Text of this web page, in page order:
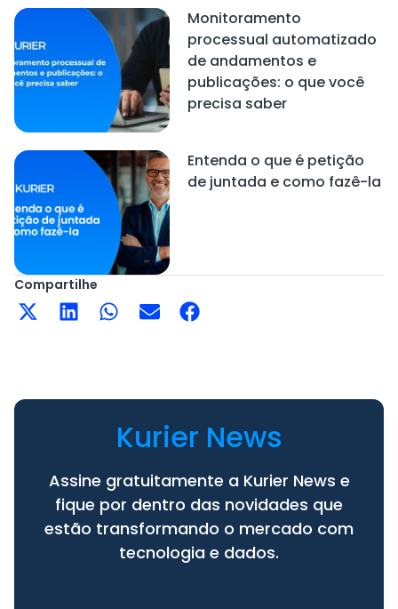
Monitoramento
processual automatizado
de andamentos e
publicações: o que você
precisa saber
Entenda o que é petição
de juntada e como fazê-la
Compartilhe
Kurier News
Assine gratuitamente a Kurier News e
fique por dentro das novidades que
estão transformando o mercado com
tecnologia e dados.